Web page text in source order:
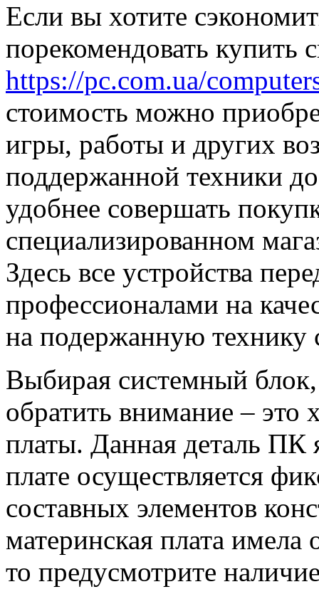
Если вы хотите
порекомендовать купить
https://pc.com.ua/
стоимость можно
игры, работы и других
поддержанной техники
удобнее совершать
специализированном
Здесь все устройства
профессионалами на
на подержанную технику
Выбирая системный
обратить внимание – это
платы. Данная деталь ПК
плате осуществляется
составных элементов
материнская плата
то предусмотрите